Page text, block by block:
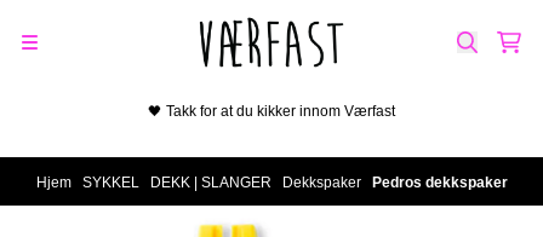
🖤 Takk for at du kikker innom Værfast
Hjem SYKKEL DEKK | SLANGER Dekkspaker Pedros dekkspaker